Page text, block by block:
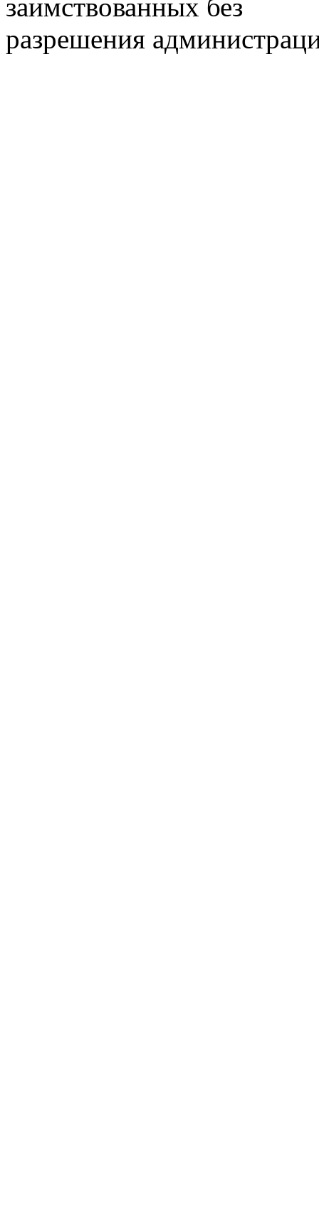
заимствованных без
разрешения